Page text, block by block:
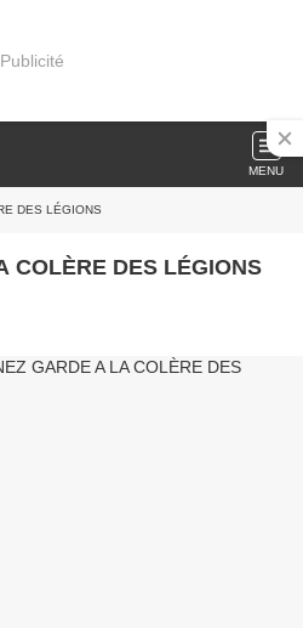
Publicité
MENU
DES LÉGIONS
COLÈRE DES LÉGIONS